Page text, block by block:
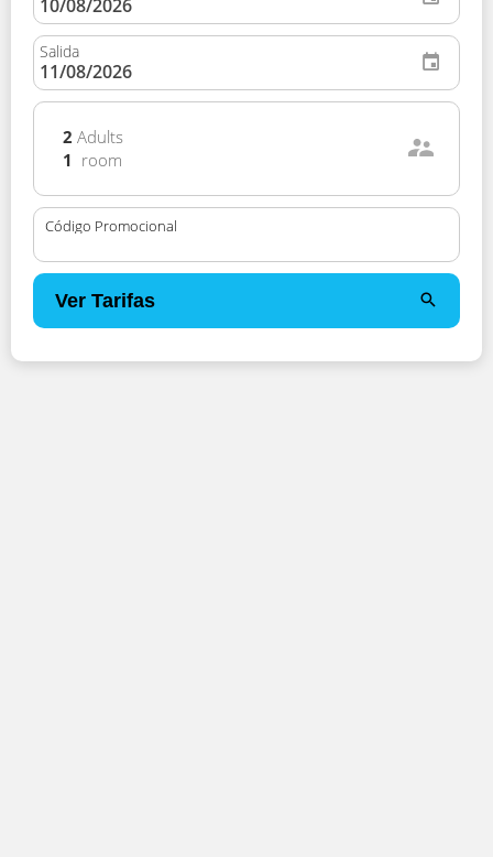
Salida
2 Adults
1 room
Código Promocional
Ver Tarifas